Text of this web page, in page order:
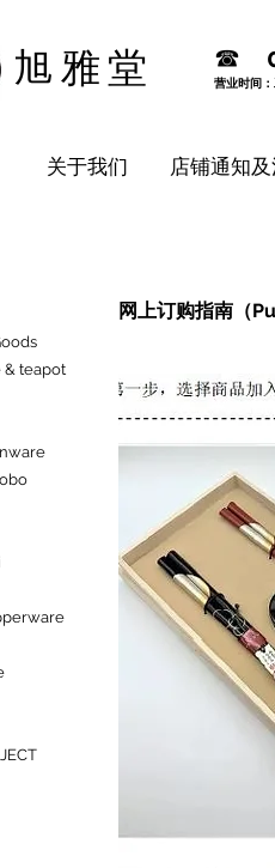
​旭雅堂 ☎
营业时间
关于我们 店铺通知
网上订购指南（
& teapot